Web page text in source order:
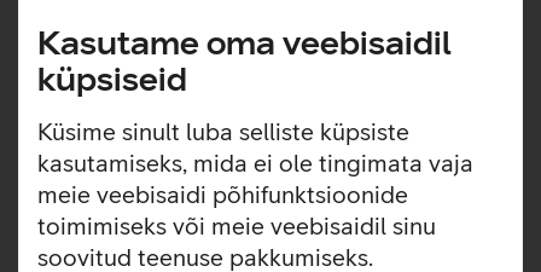
Kasutame oma veebisaidil
küpsiseid
Küsime sinult luba selliste küpsiste
kasutamiseks, mida ei ole tingimata vaja
meie veebisaidi põhifunktsioonide
toimimiseks või meie veebisaidil sinu
soovitud teenuse pakkumiseks.
eemaldamise väga lihtsaks. Ümbrisega on võimalik
kasutada Qi või MagSafe juhtmevaba laadimist ilma seda
eemaldamata. Lisaks saab ümbrise tagaküljele mugavalt
kinnitada ka rahatasku. Lisaks on ümbrise sisse ehitatud
tugev metallist statiiv, tänu millele saab telefoni asetada
laua peale seisma ja jälgida ekraanil toimuvat ilma telefoni
hoidmata.
Ümbris, mis ei muuda värvi ega muutu kollaseks. 1-